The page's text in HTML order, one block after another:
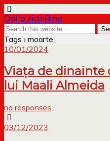
Dollo zice Bine
Tags › moarte
10/01/2024
Viața de dinainte
lui Maali Almeida
no responses
03/12/2023